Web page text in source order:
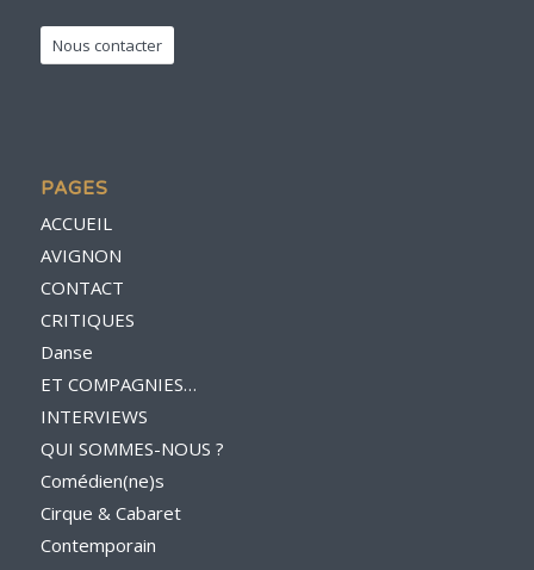
Nous contacter
PAGES
ACCUEIL
AVIGNON
CONTACT
CRITIQUES
Danse
ET COMPAGNIES…
INTERVIEWS
QUI SOMMES-NOUS ?
Comédien(ne)s
Cirque & Cabaret
Contemporain